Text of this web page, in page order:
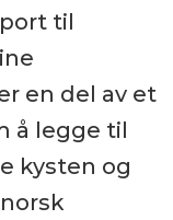
til
en del av et
å legge til
kysten og